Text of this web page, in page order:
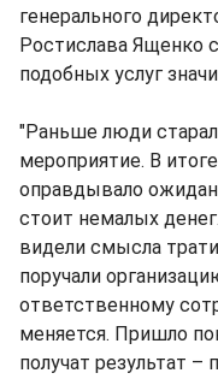
генерального
Ростислава Ященко
подобных услуг
"Раньше люди
мероприятие. В
оправдывало
стоит немалых
видели смысла
поручали
ответственному
меняется. Пришло
получат результат –